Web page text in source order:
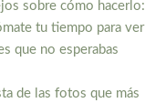
sobre cómo hacerlo:
tu tiempo para ver
que no esperabas
de las fotos que más